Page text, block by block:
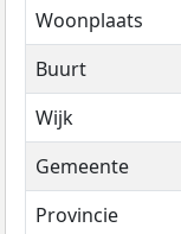
Woonplaats
Buurt
Wijk
Gemeente
Provincie